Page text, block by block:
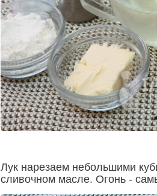
Лук нарезаем небольшими
сливочном масле. Огонь -